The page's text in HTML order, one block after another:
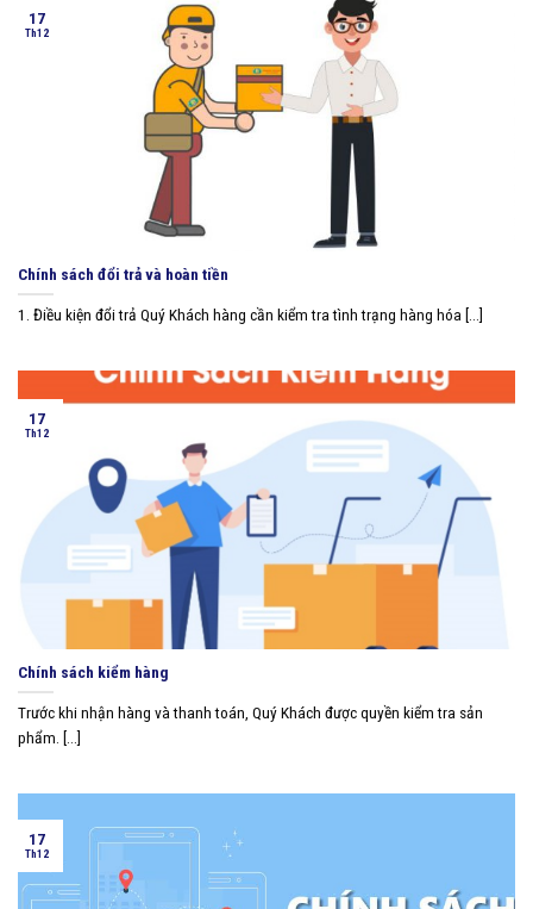
Chính sách đổi trả và hoàn tiền
1. Điều kiện đổi trả Quý Khách hàng cần kiểm tra tình trạng hàng hóa [...]
17
Th12
Chính sách kiểm hàng
Trước khi nhận hàng và thanh toán, Quý Khách được quyền kiểm tra sản
phẩm. [...]
17
Th12
17
Th12